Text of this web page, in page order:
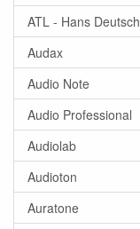
ATL - Hans Deutsch
Audax
Audio Note
Audio Professional
Audiolab
Audioton
Auratone